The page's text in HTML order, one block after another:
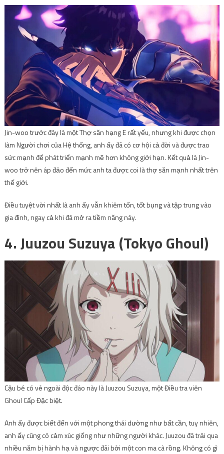
Jin-woo trước đây là một Thợ săn hạng E rất yếu, nhưng khi được chọn
làm Người chơi của Hệ thống, anh ấy đã có cơ hội cả đời và được trao
sức mạnh để phát triển mạnh mẽ hơn không giới hạn. Kết quả là Jin-
woo trở nên áp đảo đến mức anh ta được coi là thợ săn mạnh nhất trên
thế giới.
Điều tuyệt vời nhất là anh ấy vẫn khiêm tốn, tốt bụng và tập trung vào
gia đình, ngay cả khi đã mở ra tiềm năng này.
4. Juuzou Suzuya (Tokyo Ghoul)
Cậu bé có vẻ ngoài độc đáo này là Juuzou Suzuya, một Điều tra viên
Ghoul Cấp Đặc biệt.
Anh ấy được biết đến với một phong thái dường như bất cần, tuy nhiên,
anh ấy cũng có cảm xúc giống như những người khác. Juuzou đã trải qua
nhiều năm bị hành hạ và ngược đãi bởi một con ma cà rồng. Không có gì